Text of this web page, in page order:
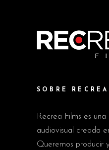
SOBRE
Recrea Films es
audiovisual creada
Queremos producir